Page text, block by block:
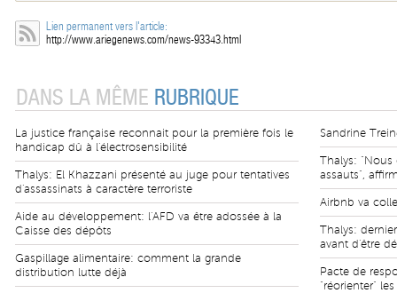
Lien permanent vers l'article:
http://www.ariegenews.com/news-93343.html
DANS LA MÊME RUBRIQUE
La justice française reconnait pour la première fois le
handicap dû à l'électrosensibilité
Thalys: El Khazzani présenté au juge pour tentatives
d'assassinats à caractère terroriste
Aide au développement: l'AFD va être adossée à la
Caisse des dépôts
Gaspillage alimentaire: comment la grande
distribution lutte déjà
Sandrine
Thalys: "Nous
assauts",
Airbnb va
Thalys:
avant d'être
Pacte de
"réorienter"